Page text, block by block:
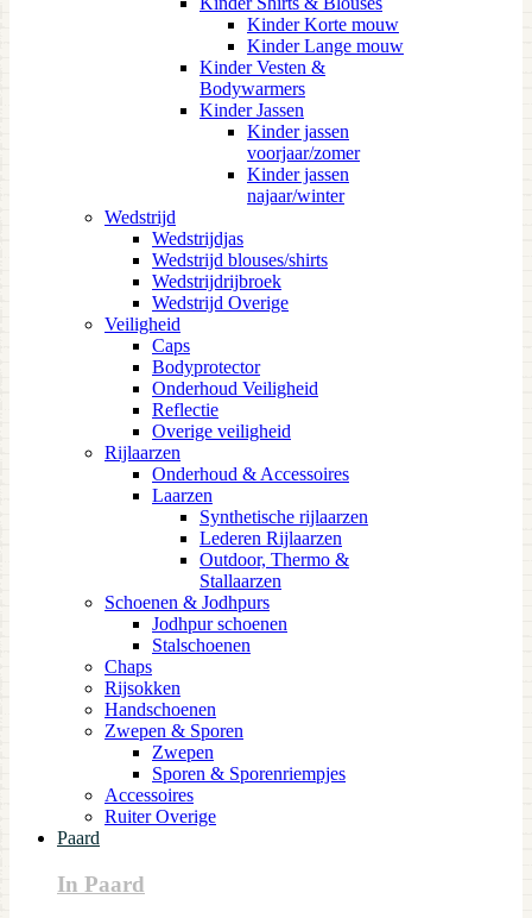
Kinder Korte mouw
Kinder Lange mouw
Kinder Vesten &
Bodywarmers
Kinder Jassen
Kinder jassen
voorjaar/zomer
Kinder jassen
najaar/winter
Wedstrijd
Wedstrijdjas
Wedstrijd blouses/shirts
Wedstrijdrijbroek
Wedstrijd Overige
Veiligheid
Caps
Bodyprotector
Onderhoud Veiligheid
Reflectie
Overige veiligheid
Rijlaarzen
Onderhoud & Accessoires
Laarzen
Synthetische rijlaarzen
Lederen Rijlaarzen
Outdoor, Thermo &
Stallaarzen
Schoenen & Jodhpurs
Jodhpur schoenen
Stalschoenen
Chaps
Rijsokken
Handschoenen
Zwepen & Sporen
Zwepen
Sporen & Sporenriempjes
Accessoires
Ruiter Overige
Paard
In Paard